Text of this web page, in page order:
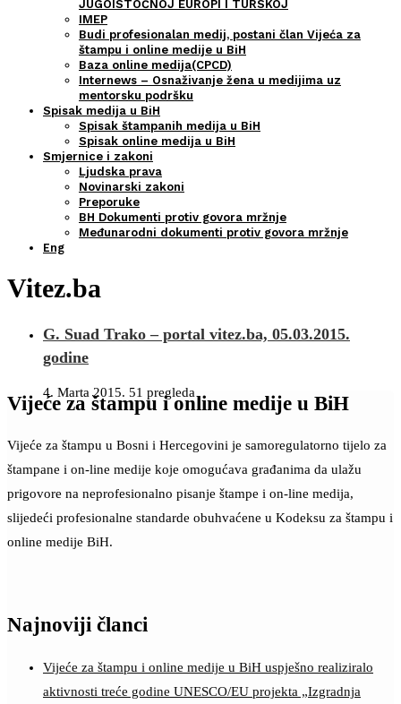
JUGOISTOČNOJ EUROPI I TURSKOJ
IMEP
Budi profesionalan medij, postani član Vijeća za
štampu i online medije u BiH
Baza online medija(CPCD)
Internews – Osnaživanje žena u medijima uz
mentorsku podršku
Spisak medija u BiH
Spisak štampanih medija u BiH
Spisak online medija u BiH
Smjernice i zakoni
Ljudska prava
Novinarski zakoni
Preporuke
BH Dokumenti protiv govora mržnje
Međunarodni dokumenti protiv govora mržnje
Eng
Vitez.ba
G. Suad Trako – portal vitez.ba, 05.03.2015.
godine
4. Marta 2015. 51 pregleda
Vijeće za štampu i online medije u BiH
Vijeće za štampu u Bosni i Hercegovini je samoregulatorno tijelo za
štampane i on-line medije koje omogućava građanima da ulažu
prigovore na neprofesionalno pisanje štampe i on-line medija,
slijedeći profesionalne standarde obuhvaćene u Kodeksu za štampu i
online medije BiH.
Najnoviji članci
Vijeće za štampu i online medije u BiH uspješno realiziralo
aktivnosti treće godine UNESCO/EU projekta „Izgradnja